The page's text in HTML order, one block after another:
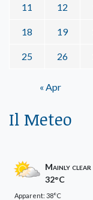
11 12
18 19
25 26
« Apr
Il Meteo
Mainly clear
32°C
Apparent: 38°C